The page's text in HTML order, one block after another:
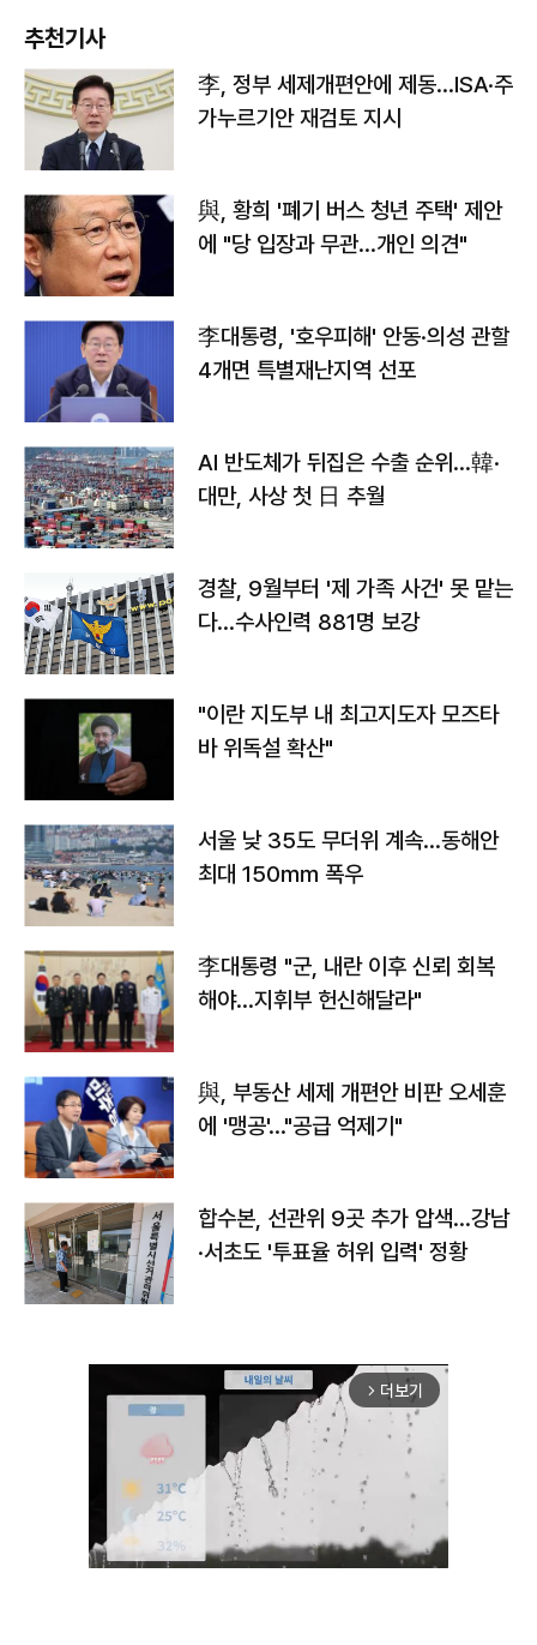
추천기사
李, 정부 세제개편안에 제동…ISA·주
가누르기안 재검토 지시
與, 황희 '폐기 버스 청년 주택' 제안
에 "당 입장과 무관…개인 의견"
李대통령, '호우피해' 안동·의성 관할
4개면 특별재난지역 선포
AI 반도체가 뒤집은 수출 순위…韓·
대만, 사상 첫 日 추월
경찰, 9월부터 '제 가족 사건' 못 맡는
다…수사인력 881명 보강
"이란 지도부 내 최고지도자 모즈타
바 위독설 확산"
서울 낮 35도 무더위 계속…동해안
최대 150㎜ 폭우
李대통령 "군, 내란 이후 신뢰 회복
해야…지휘부 헌신해달라"
與, 부동산 세제 개편안 비판 오세훈
에 '맹공'…"공급 억제기"
합수본, 선관위 9곳 추가 압색…강남
·서초도 '투표율 허위 입력' 정황
arrow_forward_ios 더보기